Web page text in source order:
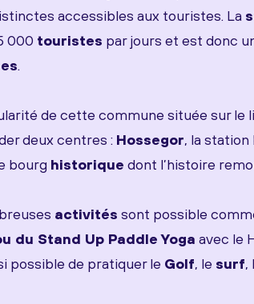
accessibles aux touristes. La
000 touristes par jours et est donc
.
de cette commune située sur le
deux centres : Hossegor, la station
bourg historique dont l’histoire
activités sont possible
du Stand Up Paddle Yoga avec le
possible de pratiquer le Golf, le surf,